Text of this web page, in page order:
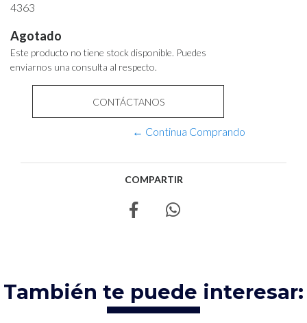
4363
Agotado
Este producto no tiene stock disponible. Puedes
enviarnos una consulta al respecto.
CONTÁCTANOS
← Continua Comprando
COMPARTIR
También te puede interesar: